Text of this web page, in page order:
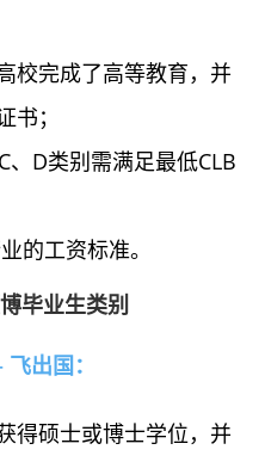
校完成了高等教育，并
书；
、D类别需满足最低CLB
的工资标准。
毕业生类别
出国：
得硕士或博士学位，并